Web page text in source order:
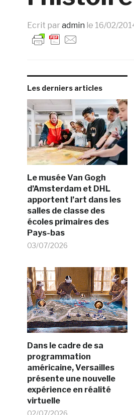
Ecrit par admin le 16/02/
Les derniers articles
Le musée Van Gogh
d’Amsterdam et DHL
apportent l’art dans les
salles de classe des
écoles primaires des
Pays-bas
03/07/2026
Dans le cadre de sa
programmation
américaine, Versailles
présente une nouvelle
expérience en réalité
virtuelle
02/07/2026